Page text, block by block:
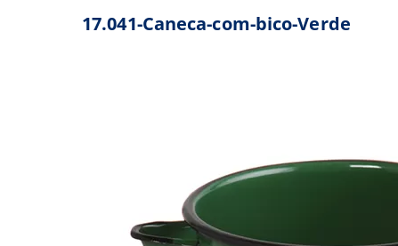
17.041-Caneca-com-bico-Verde